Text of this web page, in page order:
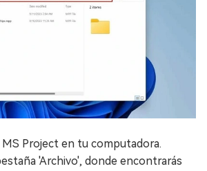
MS Project en tu computadora.
'Archivo', donde encontrarás